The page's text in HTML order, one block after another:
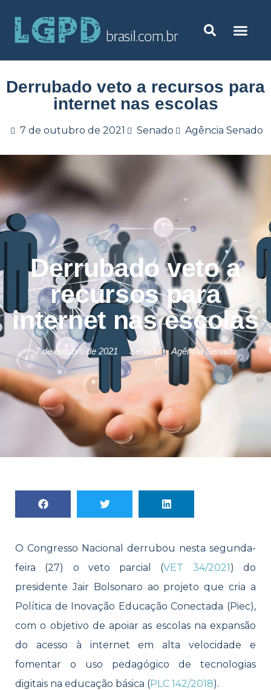
Derrubado veto a recursos para
internet nas escolas
7 de outubro de 2021 Senado Agência Senado
Derrubado veto a
recursos para
internet nas escolas
7 de outubro de 2021 Senado Agência Senado
O Congresso Nacional derrubou nesta segunda-
feira (27) o veto parcial (VET 34/2021) do
presidente Jair Bolsonaro ao projeto que cria a
Política de Inovação Educação Conectada (Piec),
com o objetivo de apoiar as escolas na expansão
do acesso à internet em alta velocidade e
fomentar o uso pedagógico de tecnologias
digitais na educação básica (PLC 142/2018).